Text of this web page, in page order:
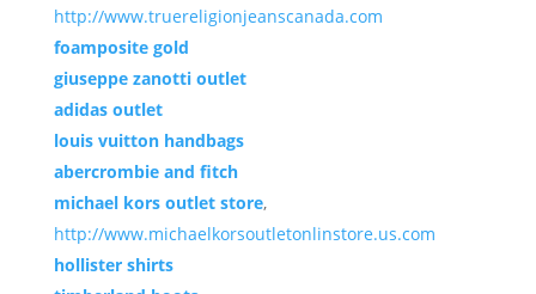
http://www.truereligionjeanscanada.com
foamposite gold
giuseppe zanotti outlet
adidas outlet
louis vuitton handbags
abercrombie and fitch
michael kors outlet store,
http://www.michaelkorsoutletonlinstore.us.com
hollister shirts